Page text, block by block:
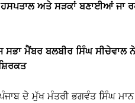
ਹਸਪਤਾਲ ਅਤੇ ਸੜਕਾਂ ਬਣਾਈਆਂ ਜਾ
ਮੈਂਬਰ ਬਲਬੀਰ ਸਿੰਘ ਸੀਚੇਵਾਲ
ਦੇ ਮੁੱਖ ਮੰਤਰੀ ਭਗਵੰਤ ਸਿੰਘ ਮਾਨ